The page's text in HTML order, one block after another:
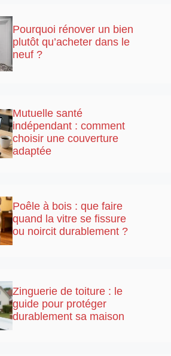
Pourquoi rénover un bien
plutôt qu’acheter dans le
neuf ?
Mutuelle santé
indépendant : comment
choisir une couverture
adaptée
Poêle à bois : que faire
quand la vitre se fissure
ou noircit durablement ?
Zinguerie de toiture : le
guide pour protéger
durablement sa maison